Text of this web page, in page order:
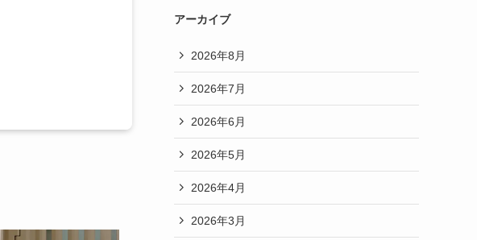
アーカイブ
2026年8月
2026年7月
2026年6月
2026年5月
2026年4月
2026年3月